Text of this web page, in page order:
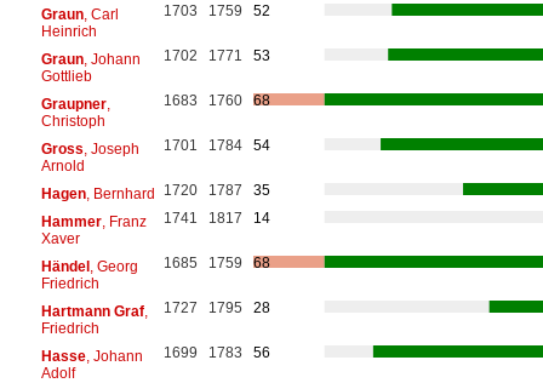
Graun, Carl
Heinrich
1703 1759 52
Graun, Johann
Gottlieb
1702 1771 53
Graupner,
Christoph
1683 1760 68
Gross , Joseph
Arnold
1701 1784 54
Hagen, Bernhard 1720 1787
35
Hammer, Franz
Xaver
1741 1817 14
Händel, Georg
Friedrich
1685 1759 68
Hartmann Graf,
Friedrich
1727 1795 28
Hasse, Johann
Adolf
1699 1783 56